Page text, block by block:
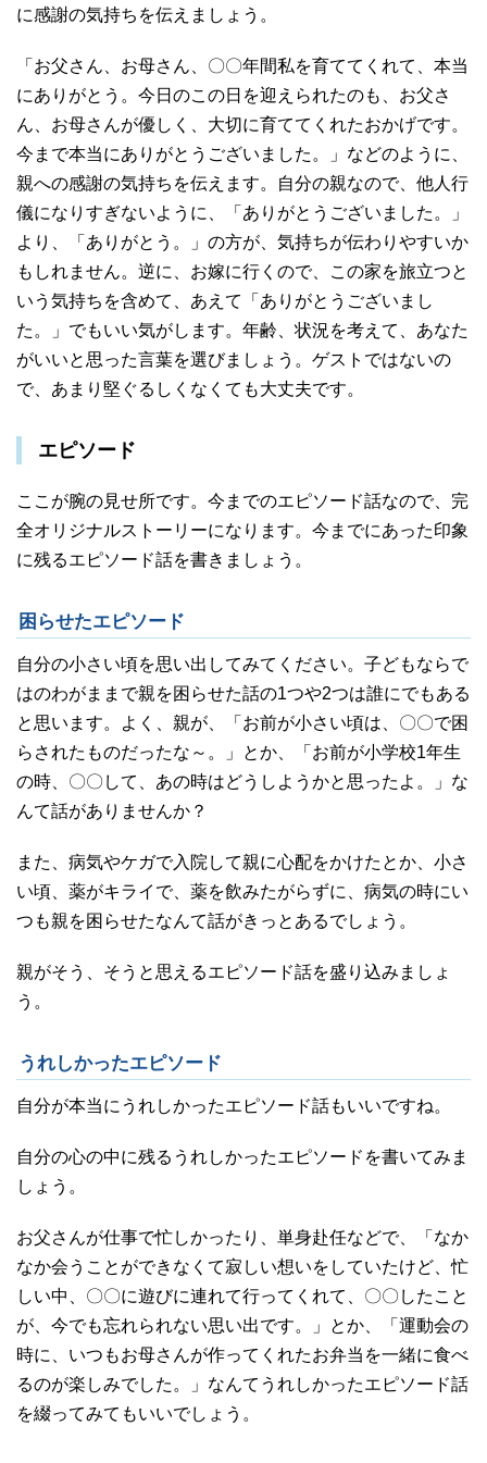
に感謝の気持ちを伝えましょう。
「お父さん、お母さん、〇〇年間私を育ててくれて、本当
にありがとう。今日のこの日を迎えられたのも、お父さ
ん、お母さんが優しく、大切に育ててくれたおかげです。
今まで本当にありがとうございました。」などのように、
親への感謝の気持ちを伝えます。自分の親なので、他人行
儀になりすぎないように、「ありがとうございました。」
より、「ありがとう。」の方が、気持ちが伝わりやすいか
もしれません。逆に、お嫁に行くので、この家を旅立つと
いう気持ちを含めて、あえて「ありがとうございまし
た。」でもいい気がします。年齢、状況を考えて、あなた
がいいと思った言葉を選びましょう。ゲストではないの
で、あまり堅ぐるしくなくても大丈夫です。
エピソード
ここが腕の見せ所です。今までのエピソード話なので、完
全オリジナルストーリーになります。今までにあった印象
に残るエピソード話を書きましょう。
困らせたエピソード
自分の小さい頃を思い出してみてください。子どもならで
はのわがままで親を困らせた話の1つや2つは誰にでもある
と思います。よく、親が、「お前が小さい頃は、〇〇で困
らされたものだったな～。」とか、「お前が小学校1年生
の時、〇〇して、あの時はどうしようかと思ったよ。」な
んて話がありませんか？
また、病気やケガで入院して親に心配をかけたとか、小さ
い頃、薬がキライで、薬を飲みたがらずに、病気の時にい
つも親を困らせたなんて話がきっとあるでしょう。
親がそう、そうと思えるエピソード話を盛り込みましょ
う。
うれしかったエピソード
自分が本当にうれしかったエピソード話もいいですね。
自分の心の中に残るうれしかったエピソードを書いてみま
しょう。
お父さんが仕事で忙しかったり、単身赴任などで、「なか
なか会うことができなくて寂しい想いをしていたけど、忙
しい中、〇〇に遊びに連れて行ってくれて、〇〇したこと
が、今でも忘れられない思い出です。」とか、「運動会の
時に、いつもお母さんが作ってくれたお弁当を一緒に食べ
るのが楽しみでした。」なんてうれしかったエピソード話
を綴ってみてもいいでしょう。